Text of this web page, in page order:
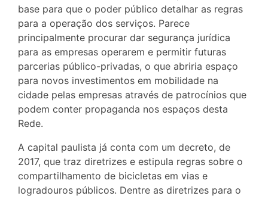
base para que o poder público detalhar as regras
para a operação dos serviços. Parece
principalmente procurar dar segurança jurídica
para as empresas operarem e permitir futuras
parcerias público-privadas, o que abriria espaço
para novos investimentos em mobilidade na
cidade pelas empresas através de patrocínios que
podem conter propaganda nos espaços desta
Rede.
A capital paulista já conta com um decreto, de
2017, que traz diretrizes e estipula regras sobre o
compartilhamento de bicicletas em vias e
logradouros públicos. Dentre as diretrizes para o